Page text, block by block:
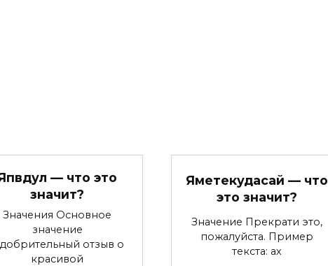
— что это
значит?
Значения Основное
значение
отзыв о
красивой
Яметекудасай — что
это значит?
Значение Прекрати это,
пожалуйста. Пример
текста: ах